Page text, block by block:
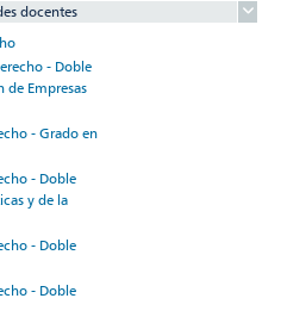
docentes
- Doble
Empresas
- Grado en
- Doble
y de la
- Doble
- Doble